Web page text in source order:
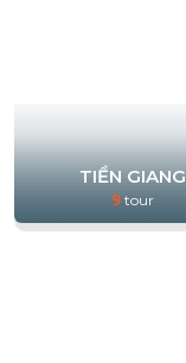
TIỀN GIANG
9 tour